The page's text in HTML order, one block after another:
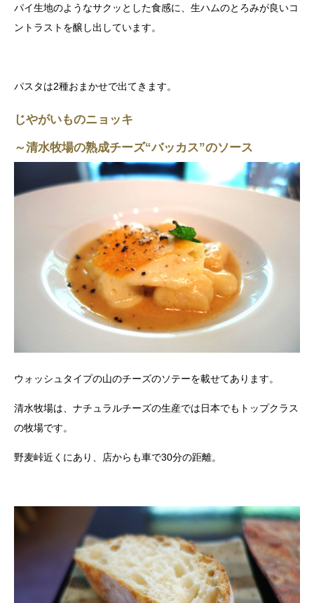
パイ生地のようなサクッとした食感に、生ハムのとろみが良いコ
ントラストを醸し出しています。
パスタは2種おまかせで出てきます。
じやがいものニョッキ
～清水牧場の熟成チーズ“バッカス”のソース
ウォッシュタイプの山のチーズのソテーを載せてあります。
清水牧場は、ナチュラルチーズの生産では日本でもトップクラス
の牧場です。
野麦峠近くにあり、店からも車で30分の距離。